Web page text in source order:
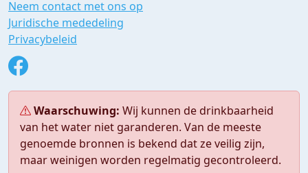
Neem contact met ons op
Juridische mededeling
Privacybeleid
Waarschuwing: Wij kunnen de drinkbaarheid
van het water niet garanderen. Van de meeste
genoemde bronnen is bekend dat ze veilig zijn,
maar weinigen worden regelmatig gecontroleerd.